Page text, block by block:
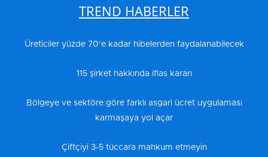
TREND HABERLER
Üreticiler yüzde 70’e kadar hibelerden faydalanabilecek
115 şirket hakkında iflas kararı
Bölgeye ve sektöre göre farklı asgari ücret uygulaması
karmaşaya yol açar
Çiftçiyi 3-5 tüccara mahkum etmeyin